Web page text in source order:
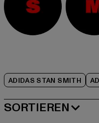
ADIDAS STAN SMITH
SORTIEREN
BELIEBTESTE